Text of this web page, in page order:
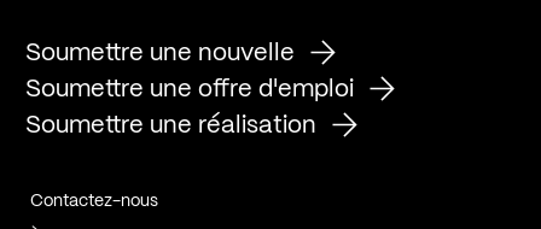
Soumettre une nouvelle
Soumettre une offre d'emploi
Soumettre une réalisation
Contactez-nous